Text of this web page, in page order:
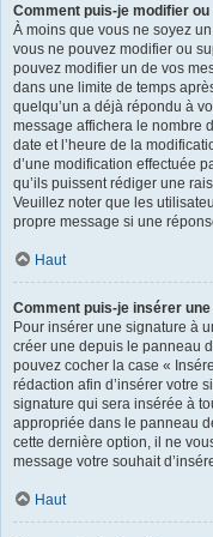
Comment puis-je modifier
À moins que vous ne soyez
vous ne pouvez modifier ou
pouvez modifier un de vos
dans une limite de temps
quelqu’un a déjà répondu à
message affichera le nombre
date et l’heure de la
d’une modification effectuée
qu’ils puissent rédiger une
Veuillez noter que les
propre message si une
Haut
Comment puis-je insérer
Pour insérer une signature à
créer une depuis le panneau
pouvez cocher la case «
rédaction afin d’insérer votre
signature qui sera insérée à
appropriée dans le panneau
cette dernière option, il ne
message votre souhait
Haut